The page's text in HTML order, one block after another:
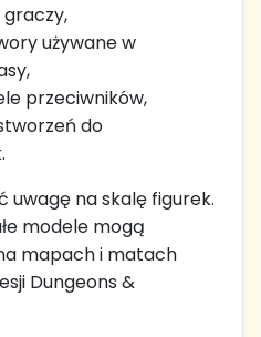
używane w
przeciwników,
do
uwagę na skalę figurek.
modele mogą
mapach i matach
Dungeons &